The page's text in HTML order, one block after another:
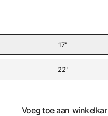
17"
22"
Voeg toe aan winkelkar